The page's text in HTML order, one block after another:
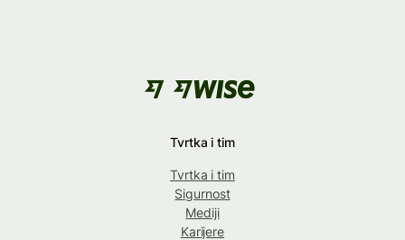
Tvrtka i tim
Tvrtka i tim
Sigurnost
Mediji
Karijere